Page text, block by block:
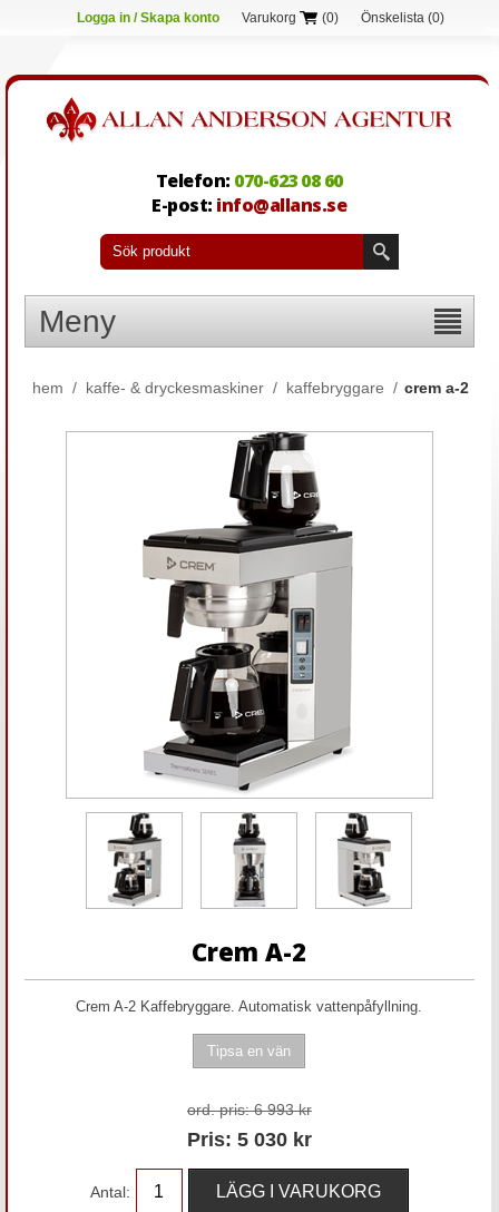
Logga in / Skapa konto Varukorg (0) Önskelista (0)
Telefon: 070-623 08 60
E-post: info@allans.se
Meny
hem / kaffe- & dryckesmaskiner / kaffebryggare / crem a-2
Crem A-2
Crem A-2 Kaffebryggare. Automatisk vattenpåfyllning.
ord. pris: 6 993 kr
Pris: 5 030 kr
Antal: